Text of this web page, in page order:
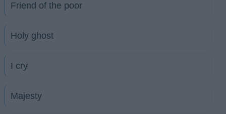
Friend of the poor
Holy ghost
I cry
Majesty